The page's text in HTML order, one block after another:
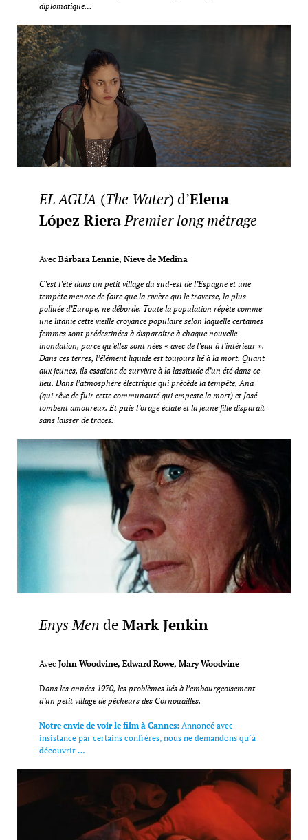
diplomatique…
EL AGUA (The Water) d’Elena
López RieraPremier long métrage
Avec Bárbara Lennie, Nieve de Medina
C’est l’été dans un petit village du sud-est de l’Espagne et une
tempête menace de faire que la rivière qui le traverse, la plus
polluée d’Europe, ne déborde. Toute la population répète comme
une litanie cette vieille croyance populaire selon laquelle certaines
femmes sont prédestinées à disparaître à chaque nouvelle
inondation, parce qu’elles sont nées « avec de l’eau à l’intérieur ».
Dans ces terres, l’élément liquide est toujours lié à la mort. Quant
aux jeunes, ils essaient de survivre à la lassitude d’un été dans ce
lieu. Dans l’atmosphère électrique qui précède la tempête, Ana
(qui rêve de fuir cette communauté qui empeste la mort) et José
tombent amoureux. Et puis l’orage éclate et la jeune fille disparaît
sans laisser de traces.
Enys Men de Mark Jenkin
Avec John Woodvine, Edward Rowe, Mary Woodvine
Dans les années 1970, les problèmes liés à l’embourgeoisement
d’un petit village de pêcheurs des Cornouailles.
Notre envie de voir le film à Cannes:Annoncé avec
insistance par certains confrères, nous ne demandons qu’à
découvrir …